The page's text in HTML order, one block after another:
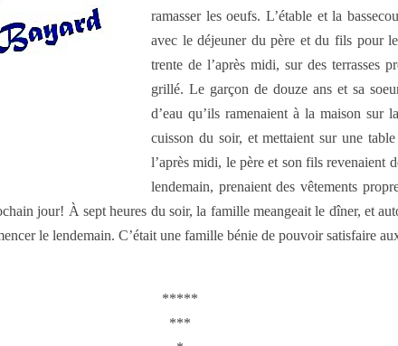
ramasser les oeufs. L’étable et la
avec le déjeuner du père et du fils pour
trente de l’après midi, sur des terrasses
grillé. Le garçon de douze ans et sa
d’eau qu’ils ramenaient à la maison
cuisson du soir, et mettaient sur une
l’après midi, le père et son fils revenaient
lendemain, prenaient des vêtements
jour! À sept heures du soir, la famille meangeait le dîner, et
le lendemain. C’était une famille bénie de pouvoir satisfaire
*****
***